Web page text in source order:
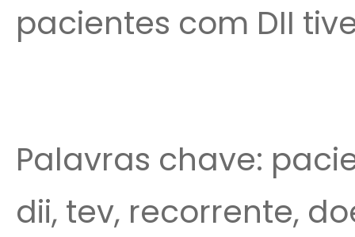
pacientes com DII
Palavras chave:
dii, tev, recorrente,